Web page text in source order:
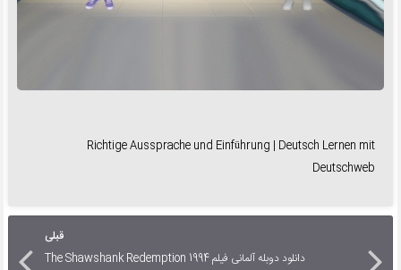
Richtige Aussprache und Einführung | Deutsch Lernen mit
Deutschweb
قبلی
دانلود دوبله آلمانی فیلم The Shawshank Redemption 1994